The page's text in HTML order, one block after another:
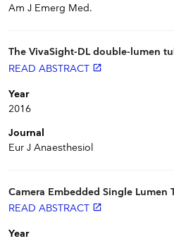
Am J Emerg Med.
The VivaSight-DL double-lumen
READ ABSTRACT launch
Year
2016
Journal
Eur J Anaesthesiol
Camera Embedded Single
READ ABSTRACT launch
Year